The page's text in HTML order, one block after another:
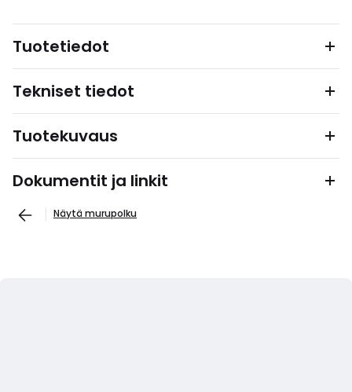
Tuotetiedot
Tekniset tiedot
Tuotekuvaus
Dokumentit ja linkit
Näytä murupolku